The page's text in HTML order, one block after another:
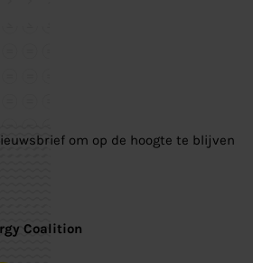
om op de hoogte te blijven
Coalition